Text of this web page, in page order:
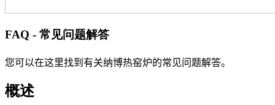
FAQ - 常见问题解答
您可以在这里找到有关纳博热窑炉的常见问题解答。
概述